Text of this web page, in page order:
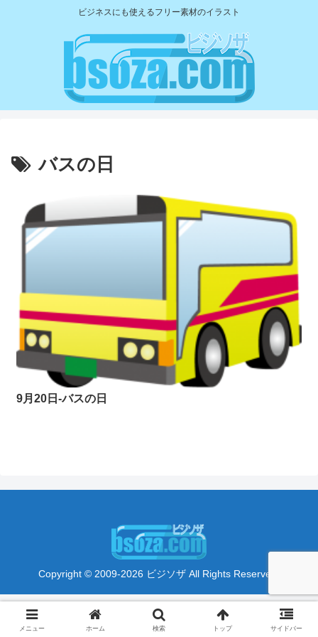
ビジネスにも使えるフリー素材のイラスト
バスの日
9月20日-バスの日
Copyright © 2009-2026 ビジソザ All Rights Reserved.
メニュー ホーム 検索 トップ サイドバー